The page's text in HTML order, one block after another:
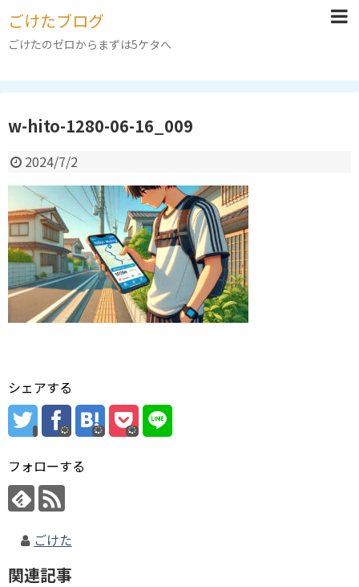
ごけたブログ
ごけたのゼロからまずは5ケタへ
w-hito-1280-06-16_009
2024/7/2
シェアする
フォローする
ごけた
関連記事